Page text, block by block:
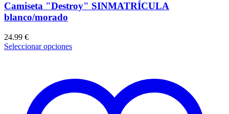
Camiseta "Destroy" SINMATRÍCULA
blanco/morado
24.99 €
Seleccionar opciones